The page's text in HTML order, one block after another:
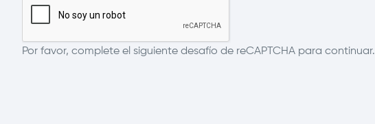
Por favor, complete el siguiente desafío de reCAPTCHA para continuar.